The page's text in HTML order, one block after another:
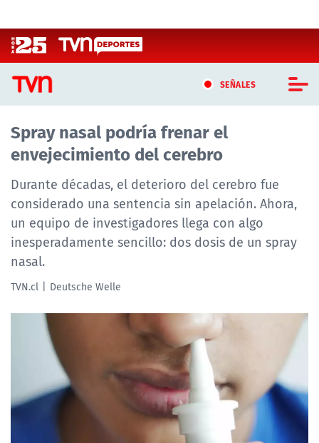
SEÑALES
CASTING MASTERCHEF CHILE
CASTING TVN VERTICAL
TVN VERTICAL
TVN PLAY
PROGRAMAS
ACTUALIDAD Y TENDENCIAS
CORPORATIVO Y TRANSPARENCIA
Spray nasal podría frenar el
envejecimiento del cerebro
Durante décadas, el deterioro del cerebro fue
considerado una sentencia sin apelación. Ahora,
un equipo de investigadores llega con algo
inesperadamente sencillo: dos dosis de un spray
nasal.
TVN.cl Deutsche Welle